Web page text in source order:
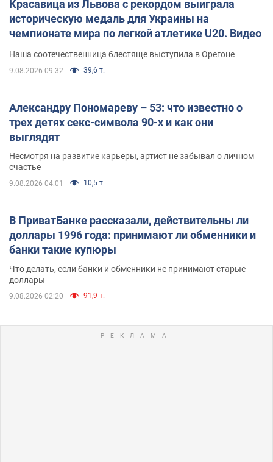
Красавица из Львова с рекордом выиграла
историческую медаль для Украины на
чемпионате мира по легкой атлетике U20. Видео
Наша соотечественница блестяще выступила в Орегоне
9.08.2026 09:32 39,6 т.
Александру Пономареву – 53: что известно о
трех детях секс-символа 90-х и как они
выглядят
Несмотря на развитие карьеры, артист не забывал о личном
счастье
9.08.2026 04:01 10,5 т.
В ПриватБанке рассказали, действительны ли
доллары 1996 года: принимают ли обменники и
банки такие купюры
Что делать, если банки и обменники не принимают старые
доллары
9.08.2026 02:20 91,9 т.